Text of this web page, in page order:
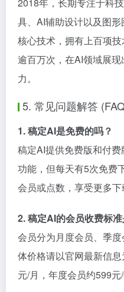
具、AI辅助设计以及图
核心技术，拥有上百项
逾百万次，在AI领域展
力。
5. 常见问题解答
1. 稿定AI是免费的吗？
稿定AI提供免费版和付
功能，但每天有5次免费
会员或点数，享受更多下
2. 稿定AI的会员收费标
会员分为月度会员、季
体价格请以官网最新信
元/月，年度会员约599元/